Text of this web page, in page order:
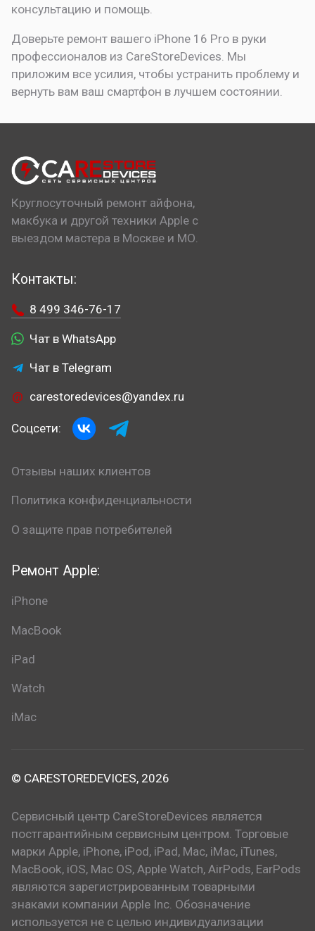
консультацию и помощь.
Доверьте ремонт вашего iPhone 16 Pro в руки
профессионалов из CareStoreDevices. Мы
приложим все усилия, чтобы устранить проблему и
вернуть вам ваш смартфон в лучшем состоянии.
Круглосуточный ремонт айфона,
макбука и другой техники Apple с
выездом мастера в Москве и МО.
Ремонт Apple:
iPhone
MacBook
iPad
Watch
iMac
Контакты:
8 499 346-76-17
Чат в WhatsApp
Чат в Telegram
carestoredevices@yandex.ru
Соцсети:
Отзывы наших клиентов
Политика конфиденциальности
О защите прав потребителей
© CARESTOREDEVICES, 2026
Сервисный центр CareStoreDevices является
постгарантийным сервисным центром. Торговые
марки Apple, iPhone, iPod, iPad, Mac, iMac, iTunes,
MacBook, iOS, Mac OS, Apple Watch, AirPods, EarPods
являются зарегистрированным товарными
знаками компании Apple Inc. Обозначение
используется не с целью индивидуализации